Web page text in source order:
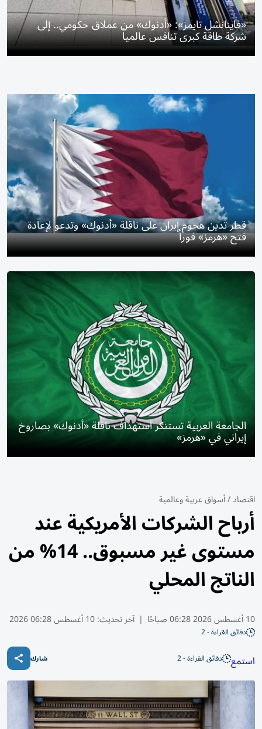
«فاينانشل تايمز»: «أدنوك» من عملاق حكومي.. إلى
شركة طاقة كبرى تنافس عالمياً
قطر تدين هجوم إيران على ناقلة «أدنوك» وتدعو لإعادة
فتح «هرمز» فوراً
الجامعة العربية تستنكر استهداف ناقلة «أدنوك» بصاروخ
إيراني في «هرمز»
اقتصاد/أسواق عربية وعالمية
أرباح الشركات الأمريكية عند
مستوى غير مسبوق.. 14% من
الناتج المحلي
10 أغسطس 2026 06:28 صباحًا | آخر تحديث:10 أغسطس 06:28 2026
دقائق القراءة - 2
استمع دقائق القراءة - 2 شارك